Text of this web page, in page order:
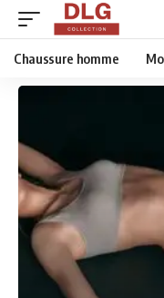
Chaussure homme